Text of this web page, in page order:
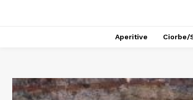
Aperitive Ciorbe/